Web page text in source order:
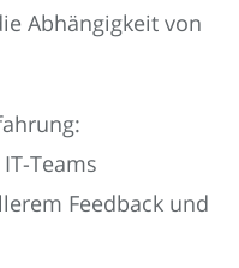
Abhängigkeit von
Teams
Feedback und